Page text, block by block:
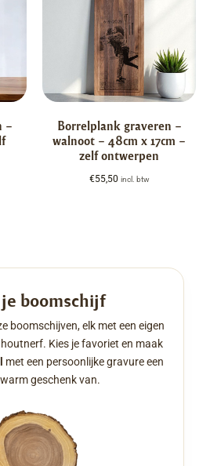
–
Borrelplank graveren –
walnoot – 48cm x 17cm –
zelf ontwerpen
€55,50 incl. btw
boomschijf
boomschijven, elk met een eigen
Kies je favoriet en maak
met een persoonlijke gravure een
geschenk van.